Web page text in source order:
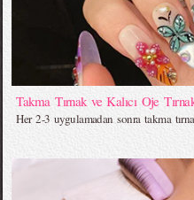
Takma Tırnak ve Kalıcı Oje
Her 2-3 uygulamadan sonra takma